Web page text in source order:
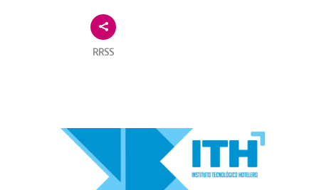
RRSS